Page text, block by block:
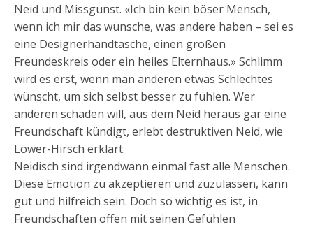
Neid und Missgunst. «Ich bin kein böser Mensch,
wenn ich mir das wünsche, was andere haben – sei es
eine Designerhandtasche, einen großen
Freundeskreis oder ein heiles Elternhaus.» Schlimm
wird es erst, wenn man anderen etwas Schlechtes
wünscht, um sich selbst besser zu fühlen. Wer
anderen schaden will, aus dem Neid heraus gar eine
Freundschaft kündigt, erlebt destruktiven Neid, wie
Löwer-Hirsch erklärt.
Neidisch sind irgendwann einmal fast alle Menschen.
Diese Emotion zu akzeptieren und zuzulassen, kann
gut und hilfreich sein. Doch so wichtig es ist, in
Freundschaften offen mit seinen Gefühlen